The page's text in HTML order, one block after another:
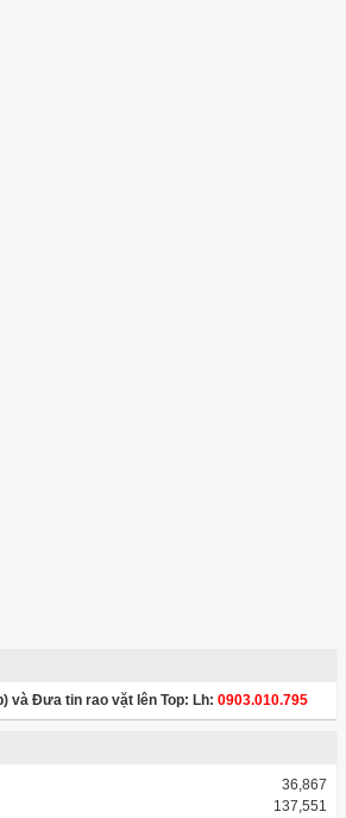
và Đưa tin rao vặt lên Top: Lh: 0903.010.795
36,867
137,551